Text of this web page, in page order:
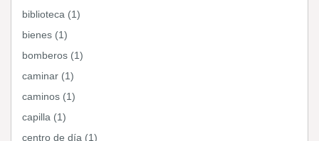
biblioteca (1)
bienes (1)
bomberos (1)
caminar (1)
caminos (1)
capilla (1)
centro de día (1)